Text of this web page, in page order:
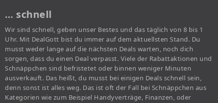
… schnell
Wir sind schnell, geben unser Bestes und das täglich von 8 bis 1
Uhr. Mit DealGott bist du immer auf dem aktuellsten Stand. Du
musst weder lange auf die nächsten Deals warten, noch dich
sorgen, dass du einen Deal verpasst. Viele der Rabattaktionen und
Schnäppchen sind befristetet oder binnen weniger Minuten
ausverkauft. Das heißt, du musst bei einigen Deals schnell sein,
denn sonst ist alles weg. Das ist oft der Fall bei Schnäppchen aus
Kategorien wie zum Beispiel Handyverträge, Finanzen, oder